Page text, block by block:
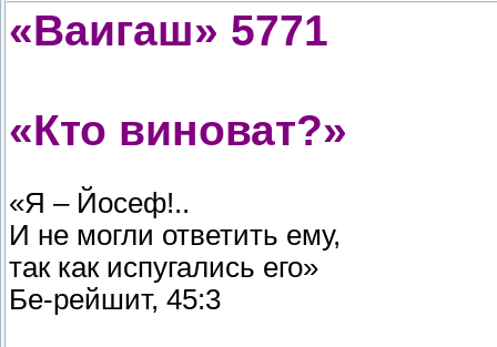
«Ваигаш» 5771
«Кто виноват?»
«Я – Йосеф!..
И не могли ответить ему,
так как испугались его»
Бе-рейшит, 45:3